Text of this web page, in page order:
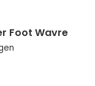
Foot Wavre